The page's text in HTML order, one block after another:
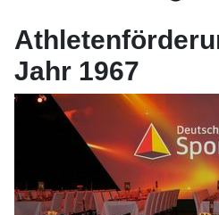
Jahr 1967